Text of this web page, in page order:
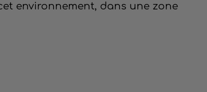
environnement, dans une zone